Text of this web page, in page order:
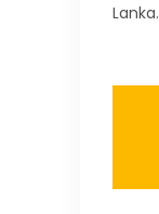
Lanka.